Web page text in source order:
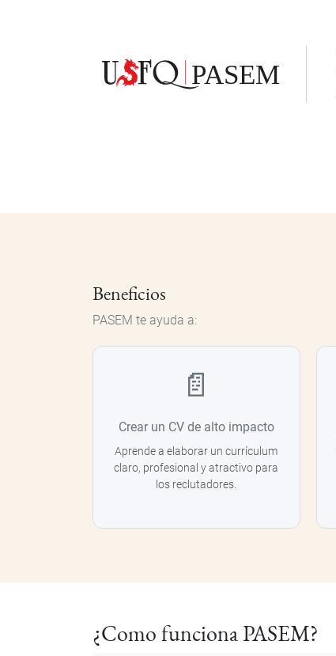
Beneficios
PASEM te ayuda a:
📄
Crear un CV de alto impacto
Aprende a elaborar un currículum
claro, profesional y atractivo para
los reclutadores.
¿Como funciona PASEM?